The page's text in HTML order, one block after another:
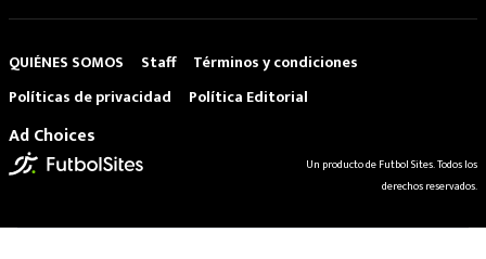
QUIÉNES SOMOS Staff
Términos y condiciones
Políticas de privacidad
Política Editorial
Ad Choices
Un producto de Futbol Sites. Todos los
derechos reservados.